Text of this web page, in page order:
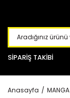
SİPARİŞ TAKİBİ
Anasayfa MANGA